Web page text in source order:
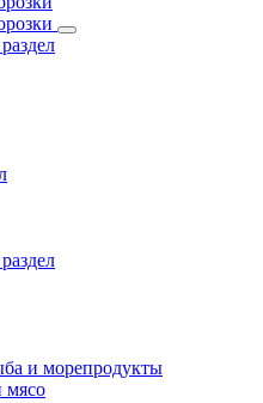
и морепродукты
мясо